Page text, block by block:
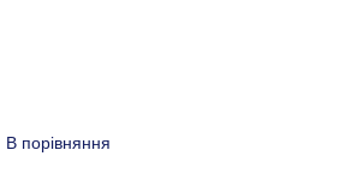
В порівняння